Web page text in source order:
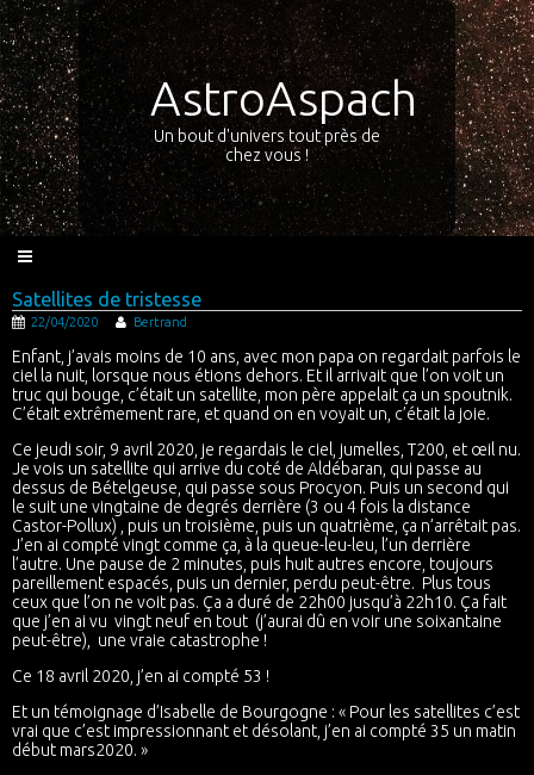
AstroAspach
Un bout d'univers tout près de
chez vous !
Satellites de tristesse
22/04/2020 Bertrand
Enfant, j’avais moins de 10 ans, avec mon papa on regardait parfois le
ciel la nuit, lorsque nous étions dehors. Et il arrivait que l’on voit un
truc qui bouge, c’était un satellite, mon père appelait ça un spoutnik.
C’était extrêmement rare, et quand on en voyait un, c’était la joie.
Ce jeudi soir, 9 avril 2020, je regardais le ciel, jumelles, T200, et œil nu.
Je vois un satellite qui arrive du coté de Aldébaran, qui passe au
dessus de Bételgeuse, qui passe sous Procyon. Puis un second qui
le suit une vingtaine de degrés derrière (3 ou 4 fois la distance
Castor-Pollux) , puis un troisième, puis un quatrième, ça n’arrêtait pas.
J’en ai compté vingt comme ça, à la queue-leu-leu, l’un derrière
l’autre. Une pause de 2 minutes, puis huit autres encore, toujours
pareillement espacés, puis un dernier, perdu peut-être. Plus tous
ceux que l’on ne voit pas. Ça a duré de 22h00 jusqu’à 22h10. Ça fait
que j’en ai vu vingt neuf en tout (j’aurai dû en voir une soixantaine
peut-être), une vraie catastrophe !
Ce 18 avril 2020, j’en ai compté 53 !
Et un témoignage d’Isabelle de Bourgogne : « Pour les satellites c’est
vrai que c’est impressionnant et désolant, j’en ai compté 35 un matin
début mars2020. »